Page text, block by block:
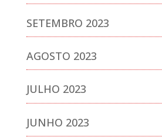
SETEMBRO 2023
AGOSTO 2023
JULHO 2023
JUNHO 2023